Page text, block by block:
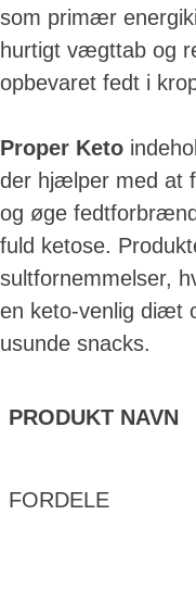
som primær
hurtigt vægttab og
opbevaret fedt i
Proper Keto
der hjælper med at
og øge
fuld ketose.
sultfornemmelser,
en keto-venlig diæt
usunde snacks.
PRODUKT NAVN
FORDELE